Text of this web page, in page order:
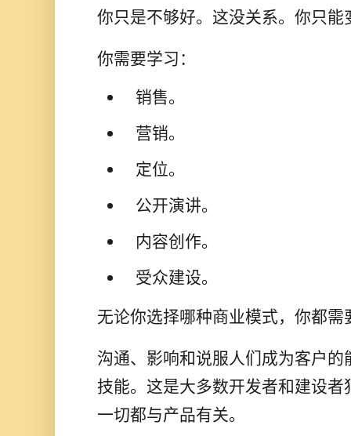
你只是不够好。这没关系。你只能
你需要学习：
销售。
营销。
定位。
公开演讲。
内容创作。
受众建设。
无论你选择哪种商业模式，你都需
沟通、影响和说服人们成为客户
技能。这是大多数开发者和建设
一切都与产品有关。